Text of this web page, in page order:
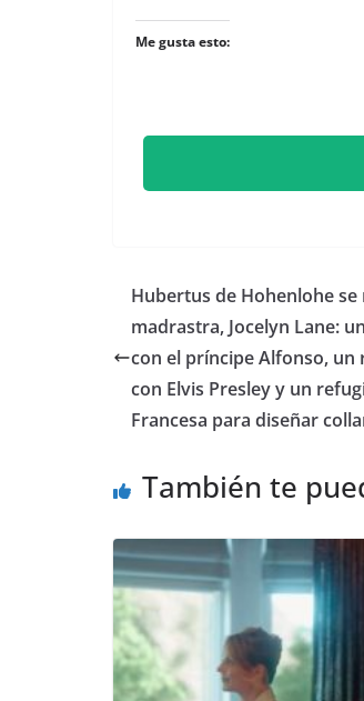
Me gusta esto:
​Hubertus de Hohenlohe
madrastra, Jocelyn Lane:
con el príncipe Alfonso, un
con Elvis Presley y un
Francesa para diseñar
También te